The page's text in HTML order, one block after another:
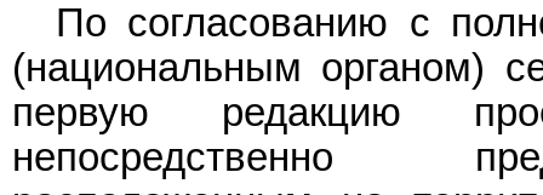
По согласованию с
(национальным органом)
первую редакцию
непосредственно